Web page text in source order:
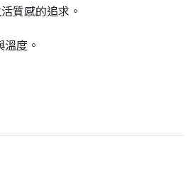
質感的追求。
度。